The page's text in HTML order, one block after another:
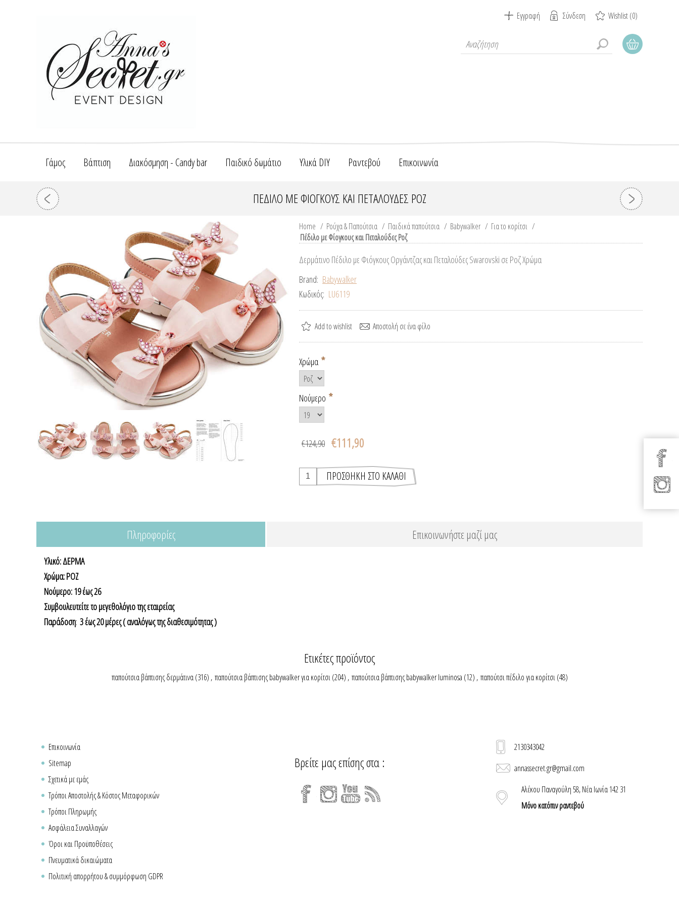
Εγγραφή Σύνδεση Wishlist(0)
Γάμος Βάπτιση Διακόσμηση - Candy bar Παιδικό δωμάτιο Υλικά DIY Ραντεβού Επικοινωνία
ΠΈΔΙΛΟ ΜΕ ΦΊΟΓΚΟΥΣ ΚΑΙ ΠΕΤΑΛΟΎΔΕΣ ΡΟΖ
Home / Ρούχα & Παπούτσια / Παιδικά παπούτσια / Babywalker / Για το κορίτσι /
Πέδιλο με Φίογκους και Πεταλούδες Ροζ
Δερμάτινο Πέδιλο με Φιόγκους Οργάντζας και Πεταλούδες Swarovski σε Ροζ Χρώμα
Brand: Babywalker
Κωδικός: LU6119
Χρώμα *
Νούμερο *
€124,90 €111,90
Πληροφορίες Επικοινωνήστε μαζί μας
Υλικό: ΔΕΡΜΑ
Χρώμα: ΡΟΖ
Nούμερο: 19 έως 26
Συμβουλευτείτε το μεγεθολόγιο της εταιρείας
Παράδοση: 3 έως 20 μέρες ( αναλόγως της διαθεσιμότητας )
Ετικέτες προϊόντος
παπούτσια βάπτισης δερμάτινα (316) , παπούτσια βάπτισης babywalker για κορίτσι (204) , παπούτσια βάπτισης babywalker luminosa (12) , παπούτσι πέδιλο για κορίτσι (48)
Επικοινωνία
Sitemap
Σχετικά με εμάς
Τρόποι Αποστολής & Κόστος Μεταφορικών
Τρόποι Πληρωμής
Ασφάλεια Συναλλαγών
Όροι και Προϋποθέσεις
Πνευματικά δικαιώματα
Πολιτική απορρήτου & συμμόρφωση GDPR
Βρείτε μας επίσης στα :
2130343042
annassecret.gr@gmail.com
Αλέκου Παναγούλη 58, Νέα Ιωνία 142 31
Μόνο κατόπιν ραντεβού